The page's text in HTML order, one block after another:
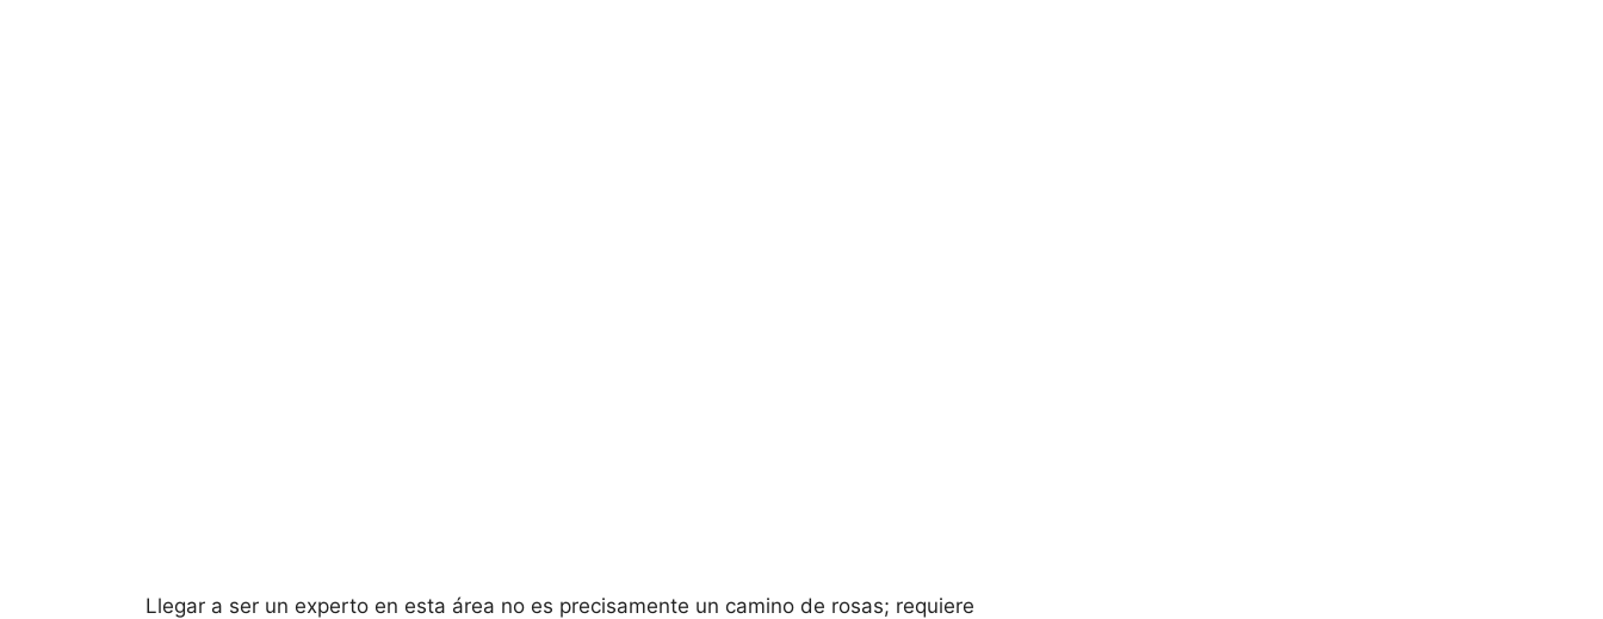
Llegar a ser un experto en esta área no es precisamente un camino de rosas; requiere